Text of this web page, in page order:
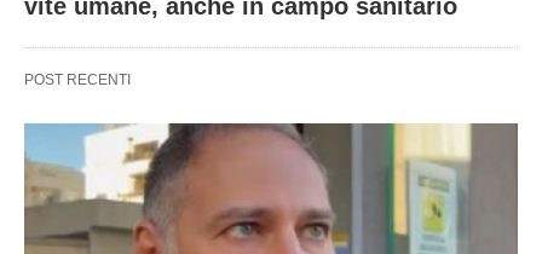
vite umane, anche in campo sanitario
POST RECENTI